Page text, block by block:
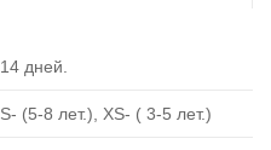
14 дней.
S- (5-8 лет.), XS- ( 3-5 лет.)